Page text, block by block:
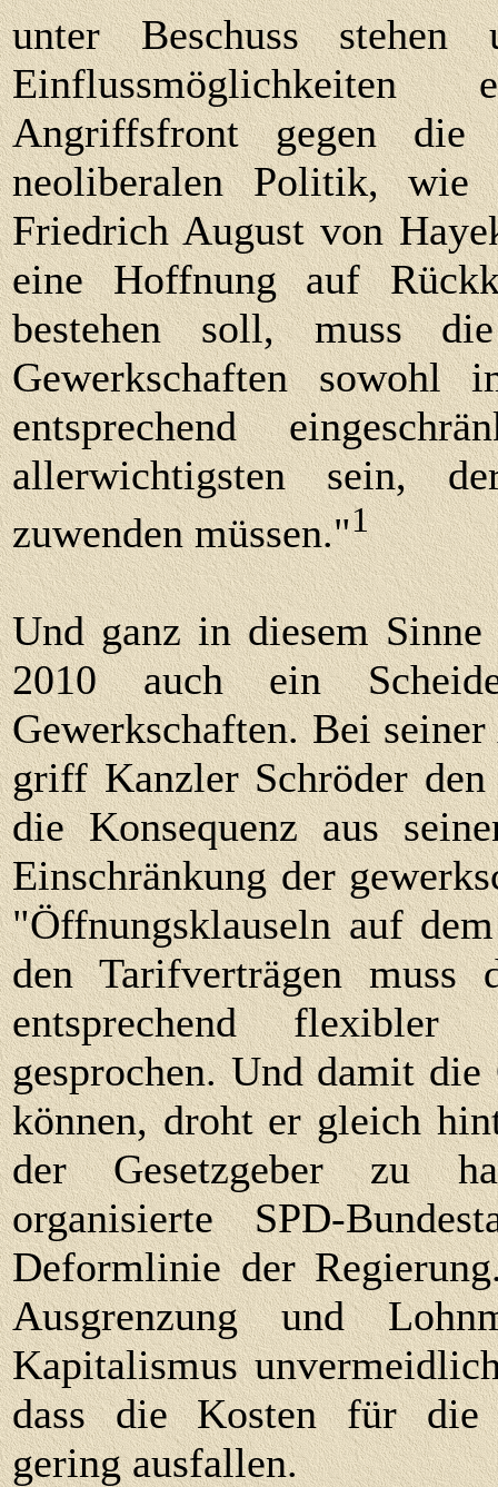
unter Beschuss
Angriffsfront gegen die
neoliberalen Politik,
Friedrich August von
eine Hoffnung auf
bestehen soll, muss
Gewerkschaften sowohl
entsprechend
allerwichtigsten sein,
zuwenden müssen."1
Und ganz in diesem
2010 auch ein
Gewerkschaften. Bei
griff Kanzler Schröder
die Konsequenz aus
Einschränkung der
"Öffnungsklauseln auf
den Tarifverträgen muss
entsprechend flexibler
gesprochen. Und damit
können, droht er gleich
der Gesetzgeber zu
organisierte SPD-
Deformlinie der
Ausgrenzung und
Kapitalismus
dass die Kosten für die
gering ausfallen.